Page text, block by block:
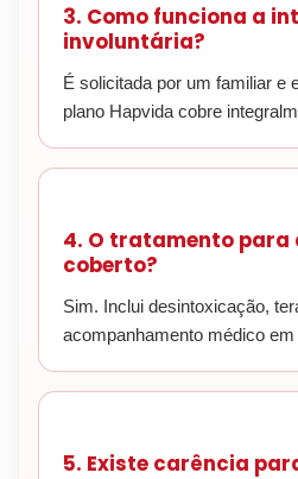
3. Como funciona a
involuntária?
É solicitada por um familiar e
plano Hapvida cobre
4. O tratamento para
coberto?
Sim. Inclui desintoxicação,
acompanhamento médico
5. Existe carência